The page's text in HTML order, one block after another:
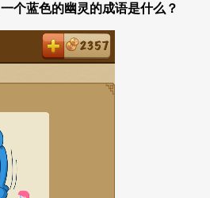
一个蓝色的幽灵的成语是什么？